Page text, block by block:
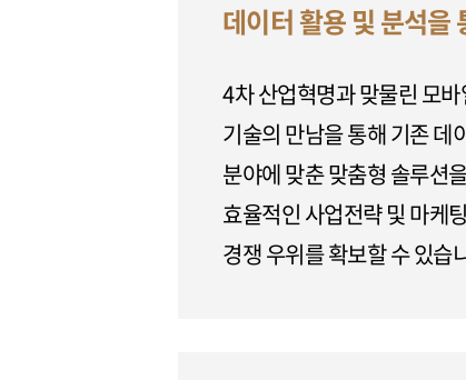
데이터 활용 및 분석을
4차 산업혁명과 맞물린 모
기술의 만남을 통해 기존 데
분야에 맞춘 맞춤형 솔루션
효율적인 사업전략 및 마케
경쟁 우위를 확보할 수 있습